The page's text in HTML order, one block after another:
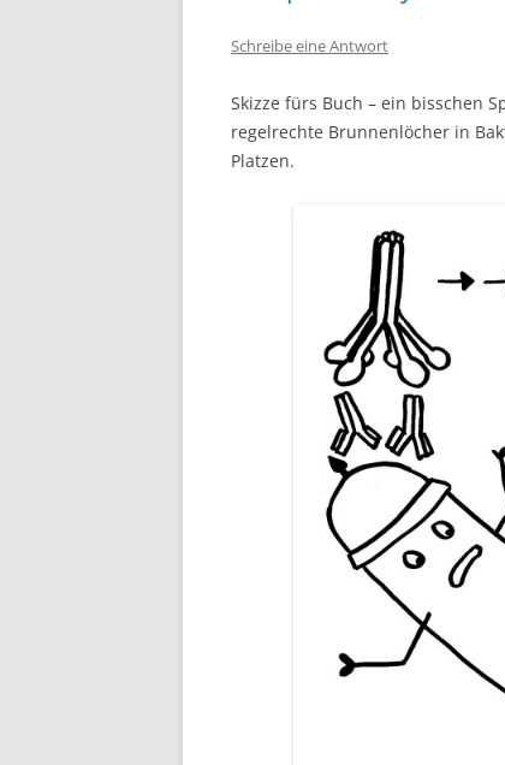
Schreibe eine Antwort
Skizze fürs Buch – ein bisschen
regelrechte Brunnenlöcher in
Platzen.